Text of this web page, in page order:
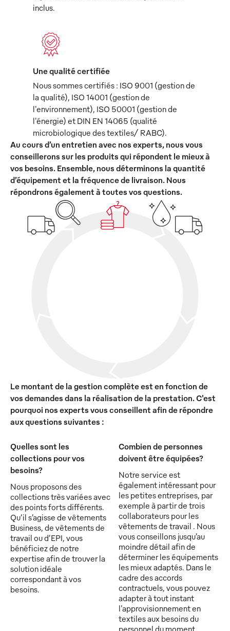
inclus.
Une qualité certifiée
Nous sommes certifiés : ISO 9001 (gestion de
la qualité), ISO 14001 (gestion de
l'environnement), ISO 50001 (gestion de
l'énergie) et DIN EN 14065 (qualité
microbiologique des textiles/ RABC).
Au cours d’un entretien avec nos experts, nous vous
conseillerons sur les produits qui répondent le mieux à
vos besoins. Ensemble, nous déterminons la quantité
d’équipement et la fréquence de livraison. Nous
répondrons également à toutes vos questions.
Le montant de la gestion complète est en fonction de
vos demandes dans la réalisation de la prestation. C'est
pourquoi nos experts vous conseillent afin de répondre
aux questions suivantes :
Quelles sont les
collections pour vos
besoins?
Nous proposons des
collections très variées avec
des points forts différents.
Qu’il s’agisse de vêtements
Business, de vêtements de
travail ou d’EPI, vous
bénéficiez de notre
expertise afin de trouver la
solution idéale
correspondant à vos
besoins.
Combien de personnes
doivent être équipées?
Notre service est
également intéressant pour
les petites entreprises, par
exemple à partir de trois
collaborateurs pour les
vêtements de travail . Nous
vous conseillons jusqu’au
moindre détail afin de
déterminer les équipements
les mieux adaptés. Dans le
cadre des accords
contractuels, vous pouvez
adapter à tout instant
l'approvisionnement en
textiles aux besoins du
personnel du moment.